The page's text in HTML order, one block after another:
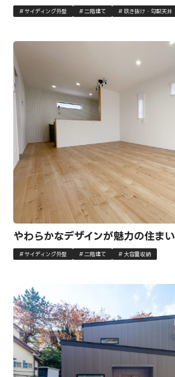
サイディング外壁 二階建て 吹き抜け・勾配天井
やわらかなデザインが魅力の住まい
サイディング外壁 二階建て 大容量収納